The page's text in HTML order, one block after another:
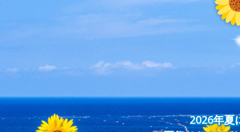
2026年夏